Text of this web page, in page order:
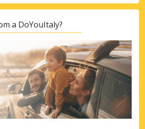
a DoYouItaly?